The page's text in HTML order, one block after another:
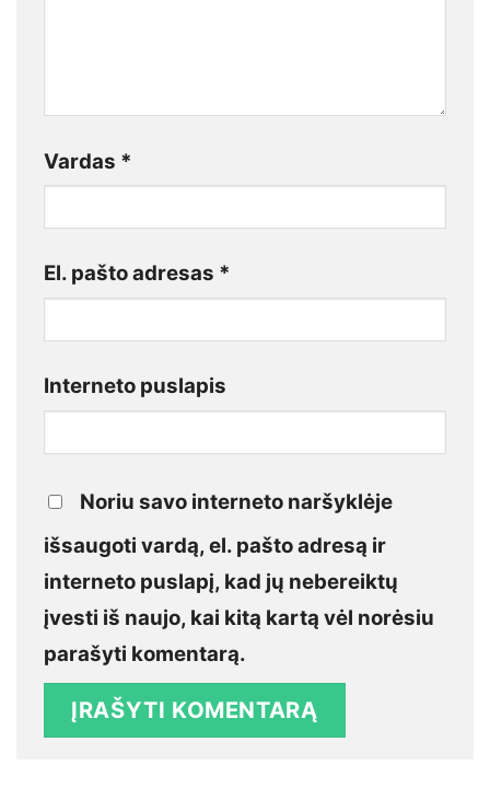
Vardas *
El. pašto adresas *
Interneto puslapis
Noriu savo interneto naršyklėje
išsaugoti vardą, el. pašto adresą ir
interneto puslapį, kad jų nebereiktų
įvesti iš naujo, kai kitą kartą vėl norėsiu
parašyti komentarą.